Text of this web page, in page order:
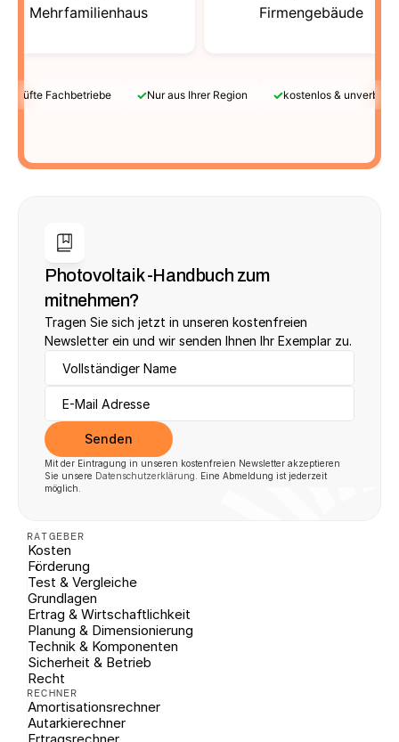
Mehrfamilienhaus Firmengebäude
Fachbetriebe ✓Nur aus Ihrer Region ✓kostenlos &
Photovoltaik -Handbuch zum
mitnehmen?
Tragen Sie sich jetzt in unseren kostenfreien
Newsletter ein und wir senden Ihnen Ihr Exemplar zu.
Senden
Mit der Eintragung in unseren kostenfreien Newsletter akzeptieren
Sie unsere Datenschutzerklärung . Eine Abmeldung ist jederzeit
möglich.
RATGEBER
Kosten
Förderung
Test & Vergleiche
Grundlagen
Ertrag & Wirtschaftlichkeit
Planung & Dimensionierung
Technik & Komponenten
Sicherheit & Betrieb
Recht
RECHNER
Amortisationsrechner
Autarkierechner